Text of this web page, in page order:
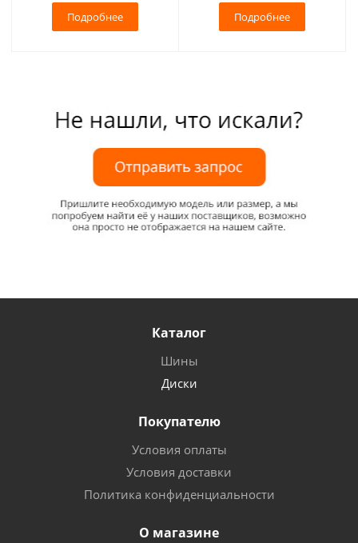
Подробнее Подробнее
Каталог
Шины
Диски
Покупателю
Условия оплаты
Условия доставки
Политика конфиденциальности
О магазине